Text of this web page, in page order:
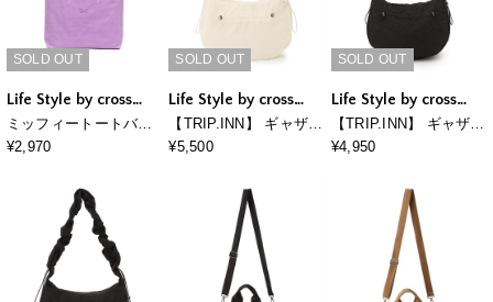
SOLD OUT
Life Style by cross
marche
ミッフィートートバッ
グ(刺繍)
¥2,970
SOLD OUT
Life Style by cross
marche
【TRIP.INN】 ギャザー
ショルダーバッグ
¥5,500
SOLD OUT
Life Style by cross
marche
【TRIP.INN】 ギャザー
ペーパーライクショル
¥4,950